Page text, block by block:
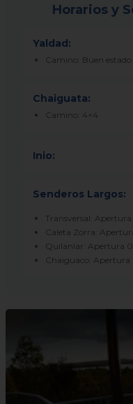
Horarios y
Yaldad:
Camino: Buen estado
Chaiguata:
Camino: 4×4
Inio:
Senderos Largos:
Transversal:
Caleta Zorra:
Quilanlar: Apertura
Chaiguaco: Apertura